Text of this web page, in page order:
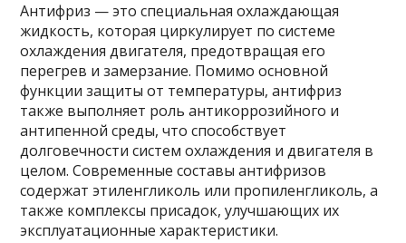
Антифриз — это специальная охлаждающая
жидкость, которая циркулирует по системе
охлаждения двигателя, предотвращая его
перегрев и замерзание. Помимо основной
функции защиты от температуры, антифриз
также выполняет роль антикоррозийного и
антипенной среды, что способствует
долговечности систем охлаждения и двигателя в
целом. Современные составы антифризов
содержат этиленгликоль или пропиленгликоль, а
также комплексы присадок, улучшающих их
эксплуатационные характеристики.